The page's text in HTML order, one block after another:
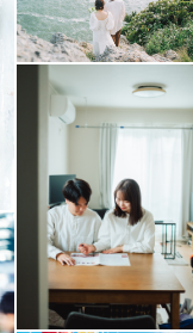
す！！いっしょに
せていただきま
写真まで2人のイ